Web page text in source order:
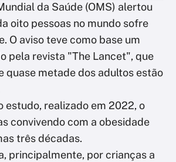
da Saúde (OMS) alertou
oito pessoas no mundo sofre
O aviso teve como base um
pela revista "The Lancet", que
quase metade dos adultos estão
estudo, realizado em 2022, o
convivendo com a obesidade
três décadas.
principalmente, por crianças a